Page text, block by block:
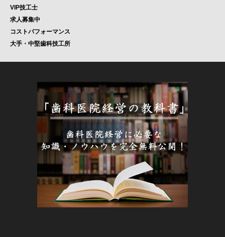
VIP技工士
求人募集中
コストパフォーマンス
大手・中堅歯科技工所